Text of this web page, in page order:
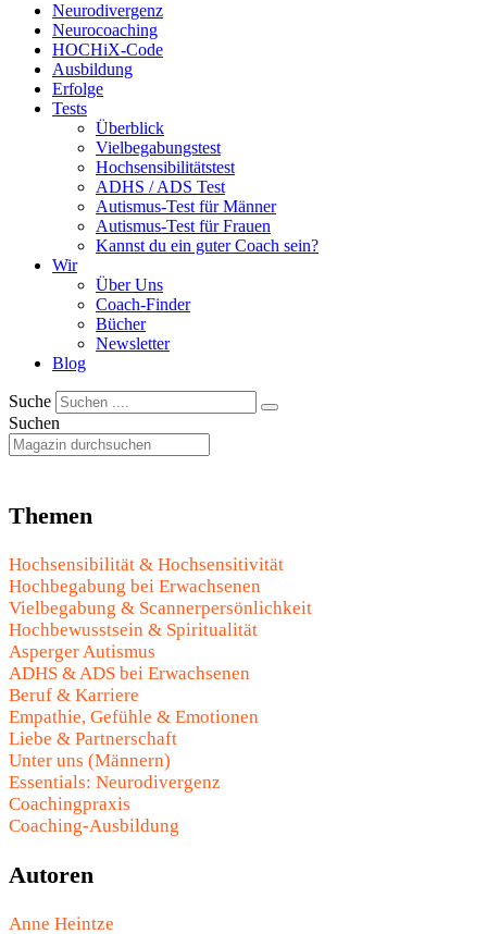
Neurodivergenz
Neurocoaching
HOCHiX-Code
Ausbildung
Erfolge
Tests
Überblick
Vielbegabungstest
Hochsensibilitätstest
ADHS / ADS Test
Autismus-Test für Männer
Autismus-Test für Frauen
Kannst du ein guter Coach sein?
Wir
Über Uns
Coach-Finder
Bücher
Newsletter
Blog
Suche
Suchen
Themen
Hochsensibilität & Hochsensitivität
Hochbegabung bei Erwachsenen
Vielbegabung & Scannerpersönlichkeit
Hochbewusstsein & Spiritualität
Asperger Autismus
ADHS & ADS bei Erwachsenen
Beruf & Karriere
Empathie, Gefühle & Emotionen
Liebe & Partnerschaft
Unter uns (Männern)
Essentials: Neurodivergenz
Coachingpraxis
Coaching-Ausbildung
Autoren
Anne Heintze